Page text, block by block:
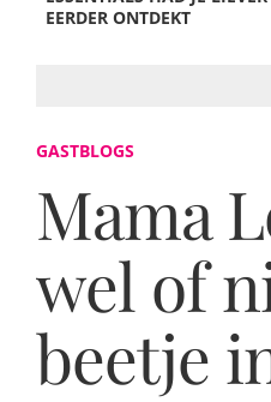
EERDER ONTDEKT
GASTBLOGS
Mama
wel of
beetje